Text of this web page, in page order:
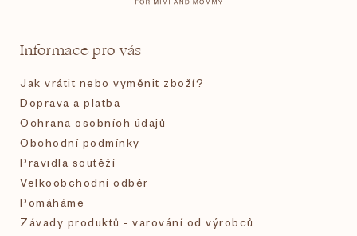
Informace pro vás
Jak vrátit nebo vyměnit zboží?
Doprava a platba
Ochrana osobních údajů
Obchodní podmínky
Pravidla soutěží
Velkoobchodní odběr
Pomáháme
Závady produktů - varování od výrobců